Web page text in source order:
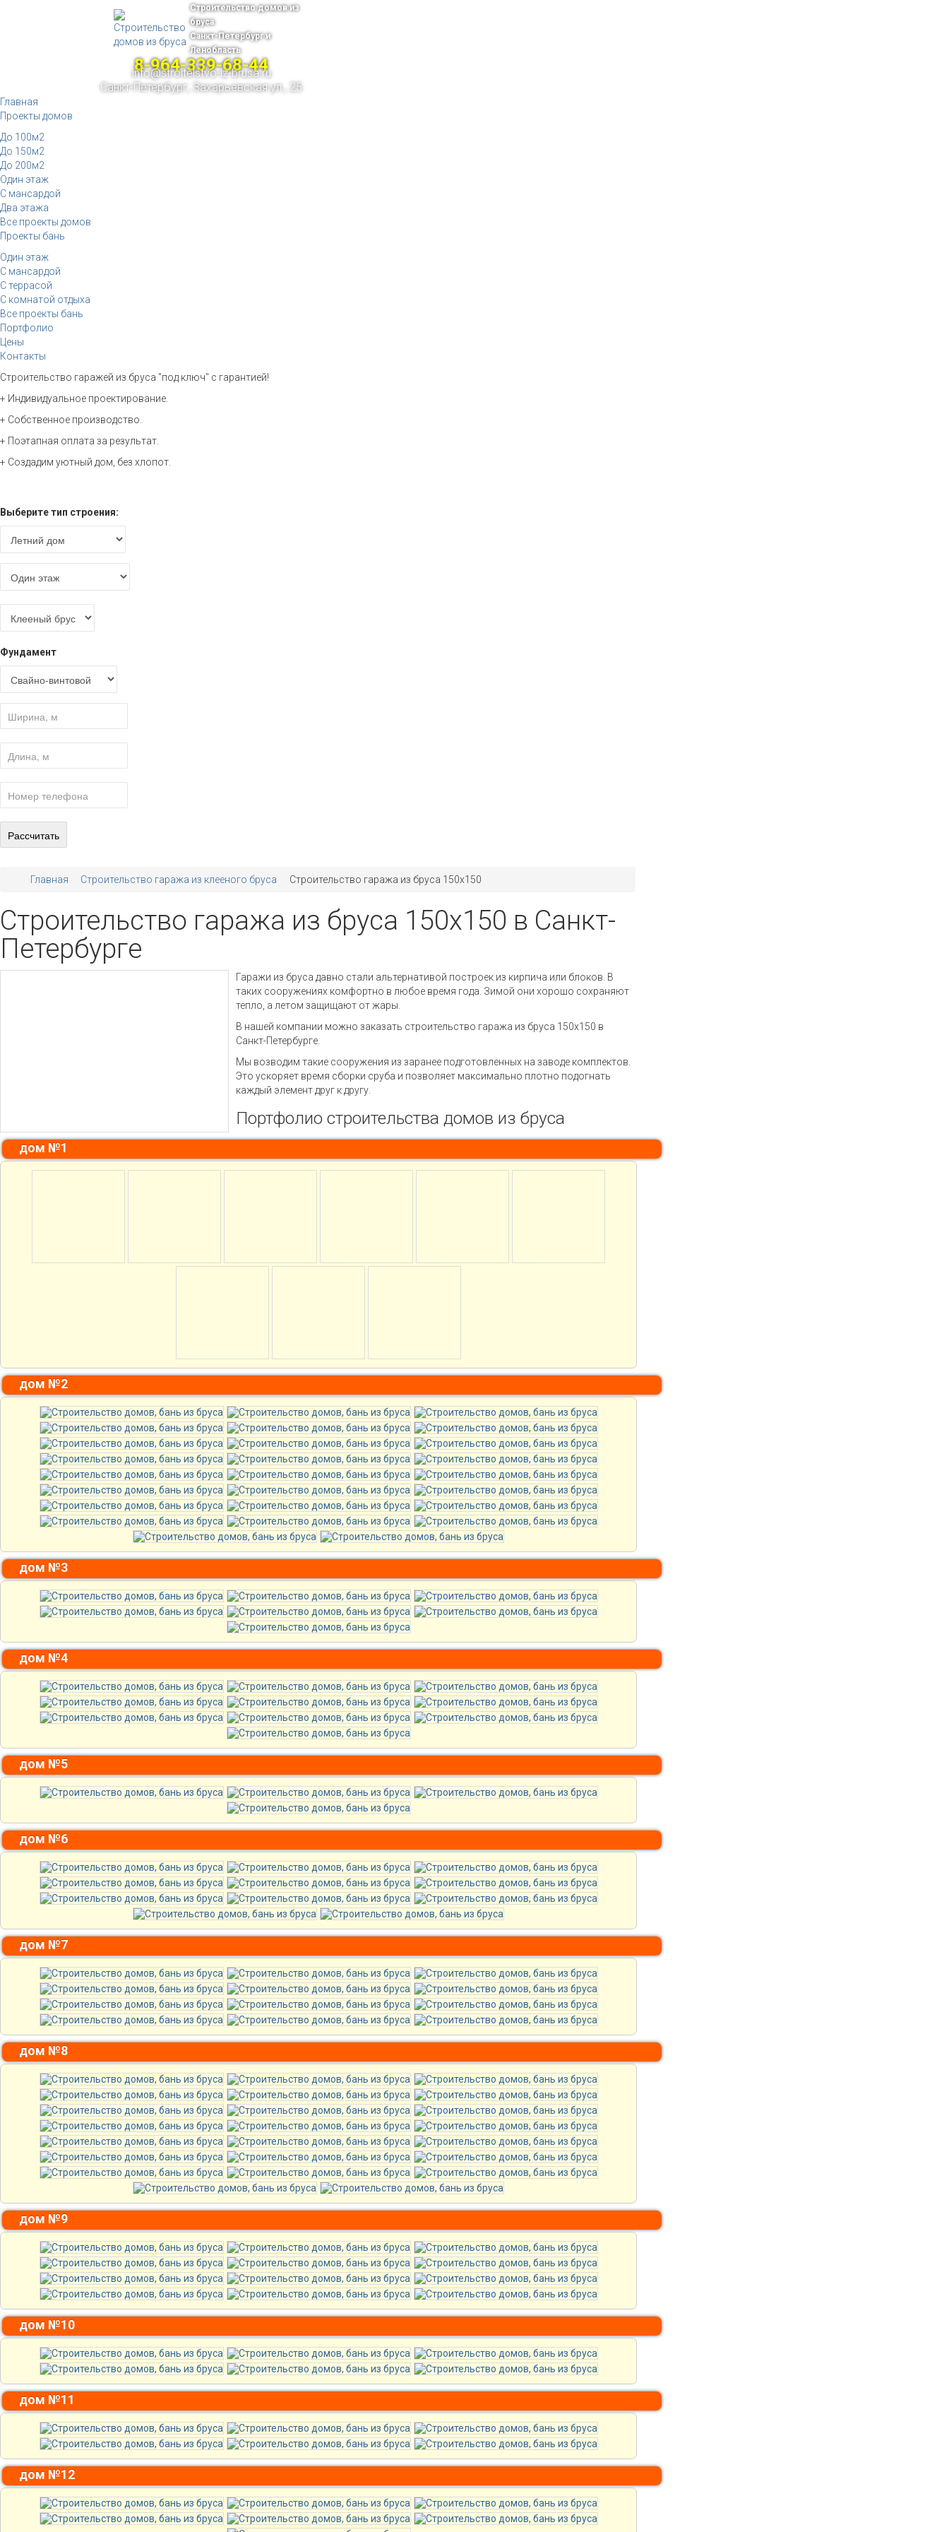
Строительство домов из
бруса
Санкт-Петербург и
Ленобласть
8-964-339-68-44
info@stroitelstvo-iz-brusa.ru
Санкт-Петербург, Захарьевская ул., 25
Главная
Проекты домов
До 100м2
До 150м2
До 200м2
Один этаж
С мансардой
Два этажа
Все проекты домов
Проекты бань
Один этаж
С мансардой
С террасой
С комнатой отдыха
Все проекты бань
Портфолио
Цены
Контакты
Строительство гаражей из бруса "под ключ" с гарантией!
+ Индивидуальное проектирование.
+ Собственное производство.
+ Поэтапная оплата за результат.
+ Создадим уютный дом, без хлопот.
Выберите тип строения:
Фундамент
Главная Строительство гаража из клееного бруса Строительство гаража из бруса 150х150
Строительство гаража из бруса 150х150 в Санкт-
Петербурге
Гаражи из бруса давно стали альтернативой построек из кирпича или блоков. В
таких сооружениях комфортно в любое время года. Зимой они хорошо сохраняют
тепло, а летом защищают от жары.
В нашей компании можно заказать строительство гаража из бруса 150х150 в
Санкт-Петербурге.
Мы возводим такие сооружения из заранее подготовленных на заводе комплектов.
Это ускоряет время сборки сруба и позволяет максимально плотно подогнать
каждый элемент друг к другу.
Портфолио строительства домов из бруса
дом №1
дом №2
дом №3
дом №4
дом №5
дом №6
дом №7
дом №8
дом №9
дом №10
дом №11
дом №12